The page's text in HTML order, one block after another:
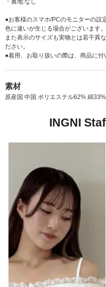
・裏地:なし
●お客様のスマホ/PCのモニターの設
色に違いが生じる場合がございます。
また表示のサイズも実物とは若干異
ださい。
●着用、お取り扱いの際は、商品に付
素材
原産国 中国 ポリエステル62% 綿
INGNI